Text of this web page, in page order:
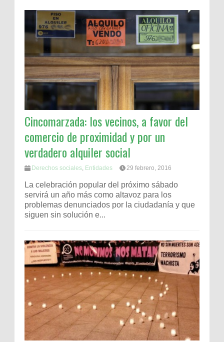
Cincomarzada: los vecinos, a favor del
comercio de proximidad y por un
verdadero alquiler social
Derechos sociales, Entidades 29 febrero, 2016
La celebración popular del próximo sábado
servirá un año más como altavoz para los
problemas denunciados por la ciudadanía y que
siguen sin solución e...